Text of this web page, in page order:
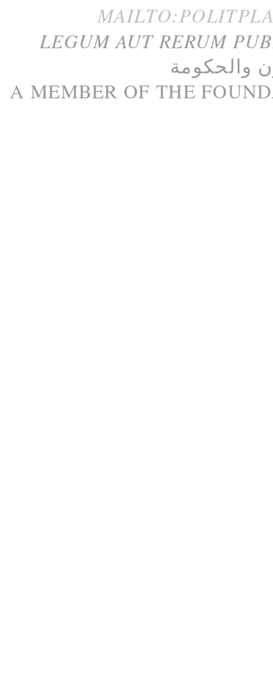
LEGUM AUT RERUM
والحكومة
A MEMBER OF THE